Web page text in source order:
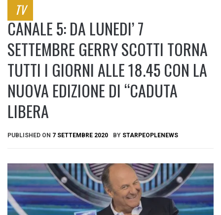
TV
CANALE 5: DA LUNEDI’ 7
SETTEMBRE GERRY SCOTTI TORNA
TUTTI I GIORNI ALLE 18.45 CON LA
NUOVA EDIZIONE DI “CADUTA
LIBERA
PUBLISHED ON 7 SETTEMBRE 2020 BY STARPEOPLENEWS